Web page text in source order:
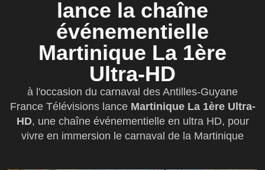
lance la chaîne
événementielle
Martinique La 1ère
Ultra-HD
à l'occasion du carnaval des Antilles-Guyane
France Télévisions lance Martinique La 1ère Ultra-
HD, une chaîne événementielle en ultra HD, pour
vivre en immersion le carnaval de la Martinique